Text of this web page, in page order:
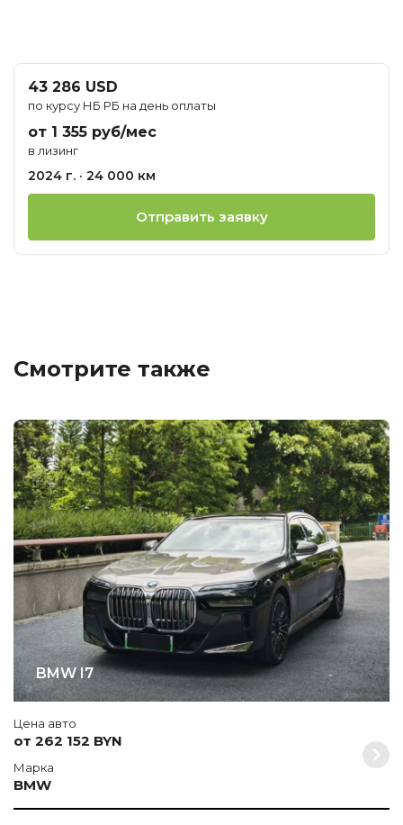
43 286 USD
по курсу НБ РБ на день оплаты
от 1 355 руб/мес
в лизинг
2024 г. · 24 000 км
Отправить заявку
Смотрите также
BMW I7
Цена авто
от 262 152 BYN
Марка
BMW